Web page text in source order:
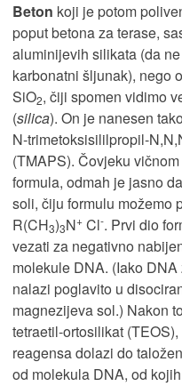
Beton koji je potom
poput betona za terase,
aluminijevih silikata (da
karbonatni šljunak), nego
SiO2, čiji spomen vidimo
(silica). On je nanesen
N-trimetoksisililpropil-
(TMAPS). Čovjeku
formula, odmah je jasno
soli, čiju formulu možemo
R(CH3)3N+ Cl-. Prvi dio
vezati za negativno
molekule DNA. (Iako
nalazi poglavito u
magnezijeva sol.) Nakon
tetraetil-ortosilikat (TEOS),
reagensa dolazi do
od molekula DNA, od